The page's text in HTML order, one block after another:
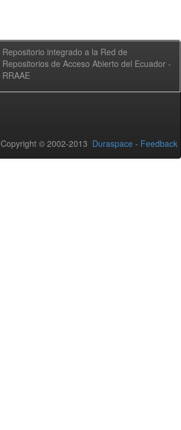
Repositorio integrado a la Red de
Repositorios de Acceso Abierto del Ecuador -
RRAAE
Copyright © 2002-2013 Duraspace - Feedback